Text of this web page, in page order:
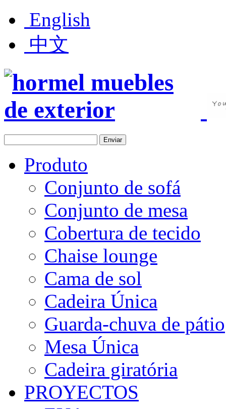
English
中文
Produto
Conjunto de sofá
Conjunto de mesa
Cobertura de tecido
Chaise lounge
Cama de sol
Cadeira Única
Guarda-chuva de pátio
Mesa Única
Cadeira giratória
PROYECTOS